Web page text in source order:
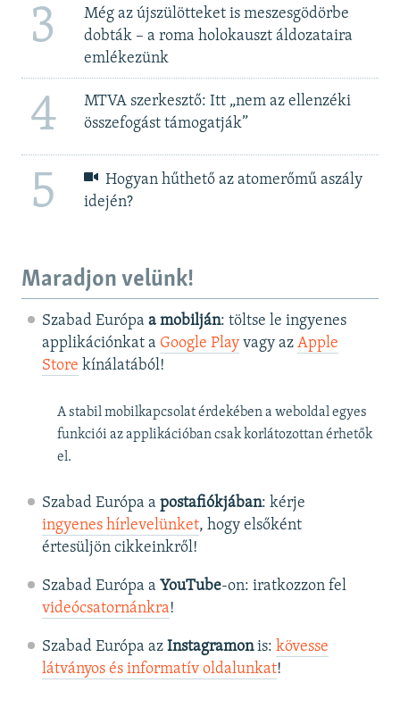
3
Még az újszülötteket is meszesgödörbe
dobták – a roma holokauszt áldozataira
emlékezünk
4
MTVA szerkesztő: Itt „nem az ellenzéki
összefogást támogatják”
5
Hogyan hűthető az atomerőmű aszály
idején?
Maradjon velünk!
Szabad Európa a mobilján: töltse le ingyenes
applikációnkat a Google Playvagy az Apple
Store kínálatából!
A stabil mobilkapcsolat érdekében a weboldal egyes
funkciói az applikációban csak korlátozottan érhetők
el.
Szabad Európa a postafiókjában: kérje
ingyenes hírlevelünket, hogy elsőként
értesüljön cikkeinkről!
Szabad Európa a YouTube-on: iratkozzon fel
videócsatornánkra!
Szabad Európa az Instagramonis: kövesse
látványos és informatív oldalunkat! ​